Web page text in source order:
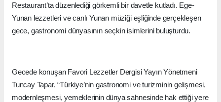
Restaurant’ta düzenlediği görkemli bir davetle kutladı. Ege-
Yunan lezzetleri ve canlı Yunan müziği eşliğinde gerçekleşen
gece, gastronomi dünyasının seçkin isimlerini buluşturdu.
Gecede konuşan Favori Lezzetler Dergisi Yayın Yönetmeni
Tuncay Tapar, “Türkiye’nin gastronomi ve turizminin gelişmesi,
modernleşmesi, yemeklerinin dünya sahnesinde hak ettiği yere